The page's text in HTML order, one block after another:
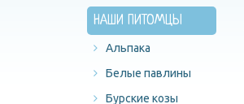
НАШИ ПИТОМЦЫ
Альпака
Белые павлины
Бурские козы